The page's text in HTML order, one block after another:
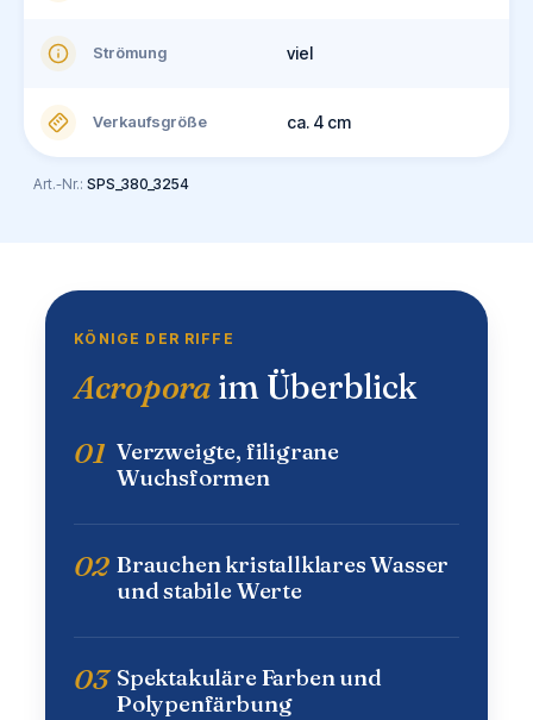
Strömung viel
Verkaufsgröße ca. 4 cm
Art.-Nr.: SPS_380_3254
KÖNIGE DER RIFFE
Acropora im Überblick
01 Verzweigte, filigrane
Wuchsformen
02 Brauchen kristallklares Wasser
und stabile Werte
03 Spektakuläre Farben und
Polypenfärbung